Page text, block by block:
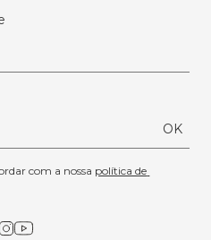
OK
com a nossa política de